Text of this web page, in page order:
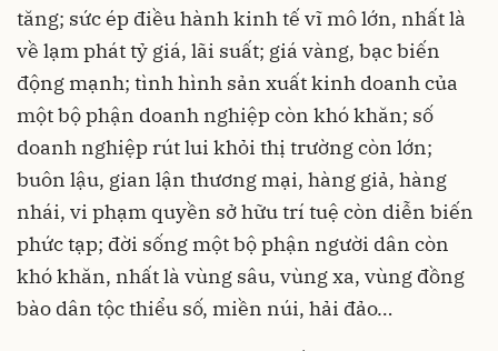
tăng; sức ép điều hành kinh tế vĩ mô lớn, nhất là
về lạm phát tỷ giá, lãi suất; giá vàng, bạc biến
động mạnh; tình hình sản xuất kinh doanh của
một bộ phận doanh nghiệp còn khó khăn; số
doanh nghiệp rút lui khỏi thị trường còn lớn;
buôn lậu, gian lận thương mại, hàng giả, hàng
nhái, vi phạm quyền sở hữu trí tuệ còn diễn biến
phức tạp; đời sống một bộ phận người dân còn
khó khăn, nhất là vùng sâu, vùng xa, vùng đồng
bào dân tộc thiểu số, miền núi, hải đảo…